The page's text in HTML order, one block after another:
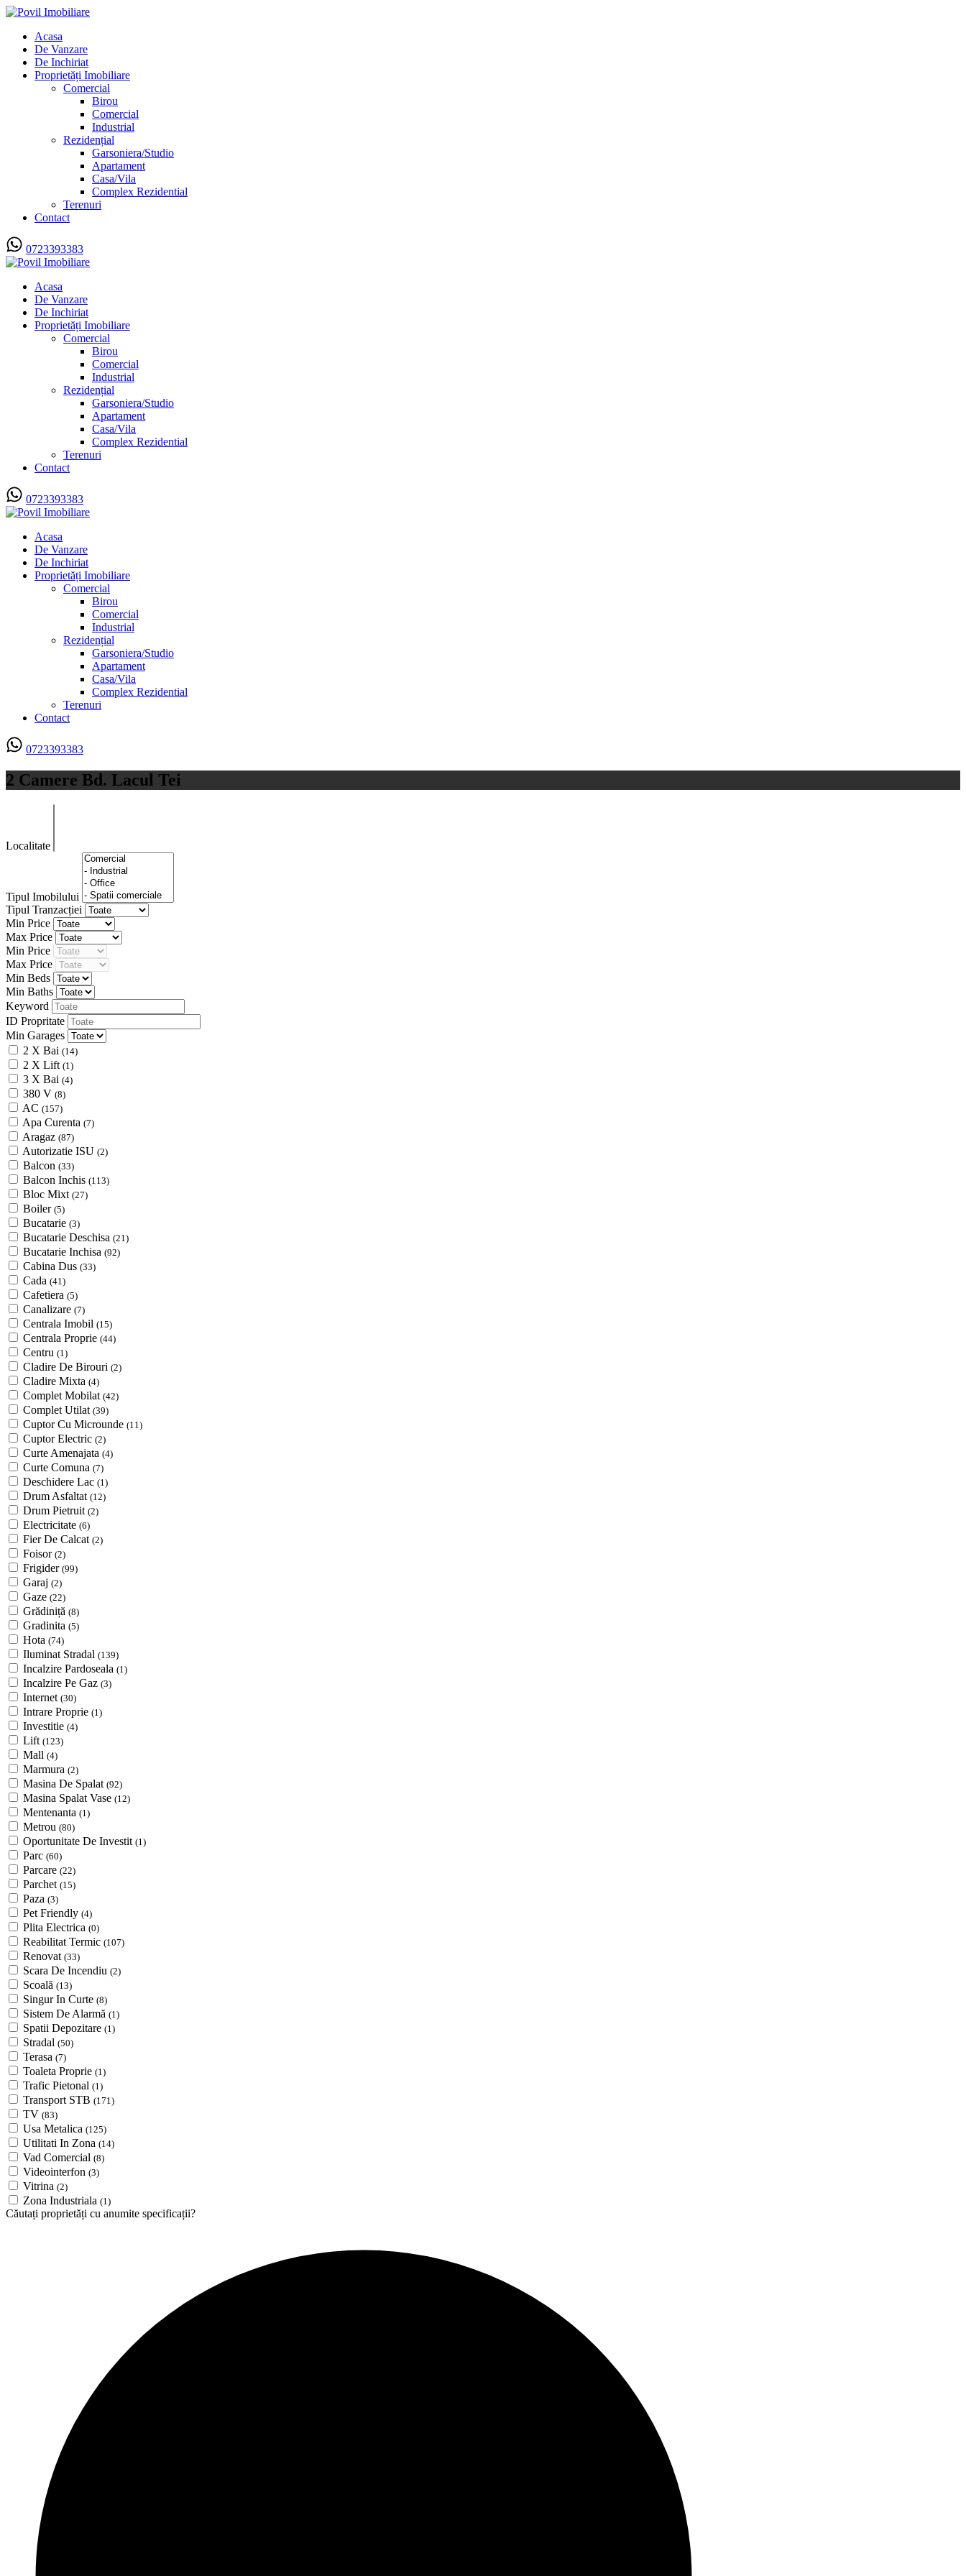
Acasa
De Vanzare
De Inchiriat
Proprietăți Imobiliare
Comercial
Birou
Comercial
Industrial
Rezidențial
Garsoniera/Studio
Apartament
Casa/Vila
Complex Rezidential
Terenuri
Contact
0723393383
Acasa
De Vanzare
De Inchiriat
Proprietăți Imobiliare
Comercial
Birou
Comercial
Industrial
Rezidențial
Garsoniera/Studio
Apartament
Casa/Vila
Complex Rezidential
Terenuri
Contact
0723393383
Acasa
De Vanzare
De Inchiriat
Proprietăți Imobiliare
Comercial
Birou
Comercial
Industrial
Rezidențial
Garsoniera/Studio
Apartament
Casa/Vila
Complex Rezidential
Terenuri
Contact
0723393383
2 Camere Bd. Lacul Tei
Localitate
Tipul Imobilului
Tipul Tranzacției
Min Price
Max Price
Min Price
Max Price
Min Beds
Min Baths
Keyword
ID Propritate
Min Garages
2 X Bai (14)
2 X Lift (1)
3 X Bai (4)
380 V (8)
AC (157)
Apa Curenta (7)
Aragaz (87)
Autorizatie ISU (2)
Balcon (33)
Balcon Inchis (113)
Bloc Mixt (27)
Boiler (5)
Bucatarie (3)
Bucatarie Deschisa (21)
Bucatarie Inchisa (92)
Cabina Dus (33)
Cada (41)
Cafetiera (5)
Canalizare (7)
Centrala Imobil (15)
Centrala Proprie (44)
Centru (1)
Cladire De Birouri (2)
Cladire Mixta (4)
Complet Mobilat (42)
Complet Utilat (39)
Cuptor Cu Microunde (11)
Cuptor Electric (2)
Curte Amenajata (4)
Curte Comuna (7)
Deschidere Lac (1)
Drum Asfaltat (12)
Drum Pietruit (2)
Electricitate (6)
Fier De Calcat (2)
Foisor (2)
Frigider (99)
Garaj (2)
Gaze (22)
Grădiniță (8)
Gradinita (5)
Hota (74)
Iluminat Stradal (139)
Incalzire Pardoseala (1)
Incalzire Pe Gaz (3)
Internet (30)
Intrare Proprie (1)
Investitie (4)
Lift (123)
Mall (4)
Marmura (2)
Masina De Spalat (92)
Masina Spalat Vase (12)
Mentenanta (1)
Metrou (80)
Oportunitate De Investit (1)
Parc (60)
Parcare (22)
Parchet (15)
Paza (3)
Pet Friendly (4)
Plita Electrica (0)
Reabilitat Termic (107)
Renovat (33)
Scara De Incendiu (2)
Scoală (13)
Singur In Curte (8)
Sistem De Alarmă (1)
Spatii Depozitare (1)
Stradal (50)
Terasa (7)
Toaleta Proprie (1)
Trafic Pietonal (1)
Transport STB (171)
TV (83)
Usa Metalica (125)
Utilitati In Zona (14)
Vad Comercial (8)
Videointerfon (3)
Vitrina (2)
Zona Industriala (1)
Căutați proprietăți cu anumite specificații?